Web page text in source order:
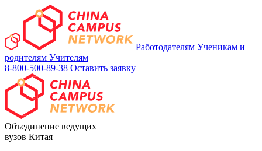
Работодателям Ученикам и
родителям Учителям
8-800-500-89-38 Оставить заявку
Объединение ведущих
вузов Китая